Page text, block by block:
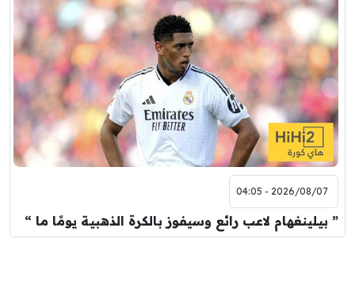
2026/08/07 - 04:05
” بيلينغهام لاعب رائع وسيفوز بالكرة الذهبية يومًا ما “